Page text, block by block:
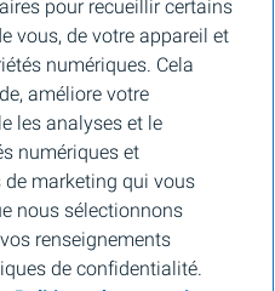
(membre de laFINRAet de laSIPC
Execution Services, LLC
Unis, ainsi que pour les services de
de BMO Nesbitt Burns Inc. (membre de
investissements, et membre du
au Canada et en Asie, de Bank of
par la Central Bank of Ireland) en
(autorisée et réglementée par la
Uni et en Australie, ainsi que pour les
de crédits carbone, de durabilité et
de Montréal, de BMO Radicle Inc., et
136 799 221 AFSL 430135) en
de commerce déposée de BMO
Marchés des capitaux » est une
utilisée sous licence. « BMO (le
pour recueillir certains
vous, de votre appareil et
numériques. Cela
améliore votre
les analyses et le
numériques et
marketing qui vous
nous sélectionnons
renseignements
de confidentialité.